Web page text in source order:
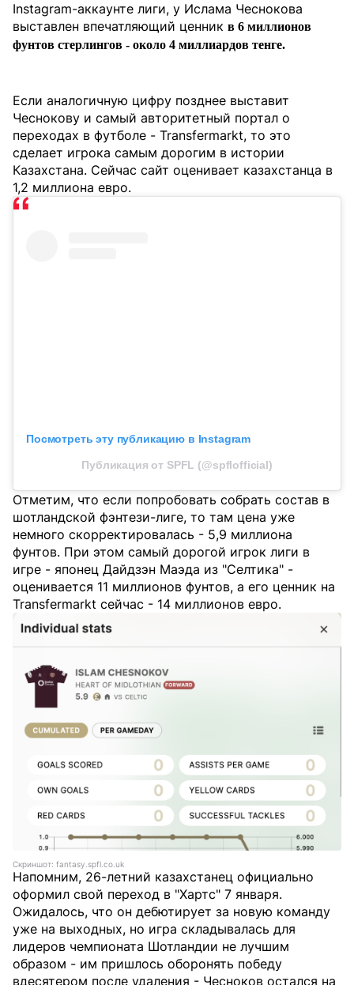
Instagram-аккаунте лиги, у Ислама Чеснокова
выставлен впечатляющий ценник в 6 миллионов
фунтов стерлингов - около 4 миллиардов тенге.
Если аналогичную цифру позднее выставит
Чеснокову и самый авторитетный портал о
переходах в футболе - Transfermarkt, то это
сделает игрока самым дорогим в истории
Казахстана. Сейчас сайт оценивает казахстанца в
1,2 миллиона евро.
Посмотреть эту публикацию в Instagram
Публикация от SPFL (@spflofficial)
Отметим, что если попробовать собрать состав в
шотландской фэнтези-лиге, то там цена уже
немного скорректировалась - 5,9 миллиона
фунтов. При этом самый дорогой игрок лиги в
игре - японец Дайдзэн Маэда из "Селтика" -
оценивается 11 миллионов фунтов, а его ценник на
Transfermarkt сейчас - 14 миллионов евро.
Скриншот: fantasy.spfl.co.uk
Напомним, 26-летний казахстанец официально
оформил свой переход в "Хартс" 7 января.
Ожидалось, что он дебютирует за новую команду
уже на выходных, но игра складывалась для
лидеров чемпионата Шотландии не лучшим
образом - им пришлось оборонять победу
вдесятером после удаления - Чесноков остался на